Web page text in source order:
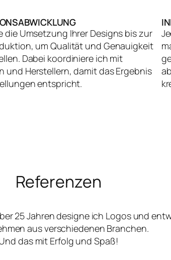
die Umsetzung Ihrer Designs bis zur
um Qualität und Genauigkeit
Dabei koordiniere ich mit
und Herstellern, damit das Ergebnis
entspricht.
Referenzen
25 Jahren designe ich Logos und
aus verschiedenen Branchen.
das mit Erfolg und Spaß!